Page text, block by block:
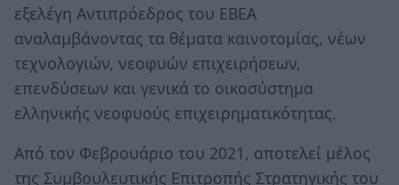
εξελέγη Αντιπρόεδρος του ΕΒΕΑ
αναλαμβάνοντας τα θέματα καινοτομίας, νέων
τεχνολογιών, νεοφυών επιχειρήσεων,
επενδύσεων και γενικά το οικοσύστημα
ελληνικής νεοφυούς επιχειρηματικότητας.
Από τον Φεβρουάριο του 2021, αποτελεί μέλος
της Συμβουλευτικής Επιτροπής Στρατηγικής του